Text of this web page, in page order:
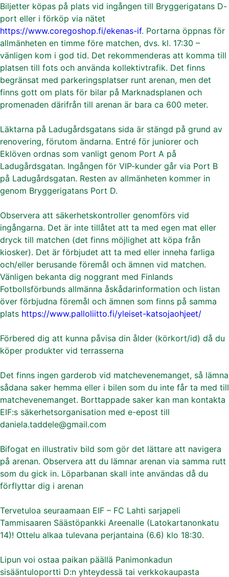
Biljetter köpas på plats vid ingången till Bryggerigatans D-
port eller i förköp via nätet
https://www.coregoshop.fi/ekenas-if. Portarna öppnas för
allmänheten en timme före matchen, dvs. kl. 17:30 –
vänligen kom i god tid. Det rekommenderas att komma till
platsen till fots och använda kollektivtrafik. Det finns
begränsat med parkeringsplatser runt arenan, men det
finns gott om plats för bilar på Marknadsplanen och
promenaden därifrån till arenan är bara ca 600 meter.
Läktarna på Ladugårdsgatans sida är stängd på grund av
renovering, förutom ändarna. Entré för juniorer och
Eklöven ordnas som vanligt genom Port A på
Ladugårdsgatan. Ingången för VIP-kunder går via Port B
på Ladugårdsgatan. Resten av allmänheten kommer in
genom Bryggerigatans Port D.
Observera att säkerhetskontroller genomförs vid
ingångarna. Det är inte tillåtet att ta med egen mat eller
dryck till matchen (det finns möjlighet att köpa från
kiosker). Det är förbjudet att ta med eller inneha farliga
och/eller berusande föremål och ämnen vid matchen.
Vänligen bekanta dig noggrant med Finlands
Fotbollsförbunds allmänna åskådarinformation och listan
över förbjudna föremål och ämnen som finns på samma
plats https://www.palloliitto.fi/yleiset-katsojaohjeet/
Förbered dig att kunna påvisa din ålder (körkort/id) då du
köper produkter vid terrasserna
Det finns ingen garderob vid matchevenemanget, så lämna
sådana saker hemma eller i bilen som du inte får ta med till
matchevenemanget. Borttappade saker kan man kontakta
EIF:s säkerhetsorganisation med e-epost till
daniela.taddele@gmail.com
Bifogat en illustrativ bild som gör det lättare att navigera
på arenan. Observera att du lämnar arenan via samma rutt
som du gick in. Löparbanan skall inte användas då du
förflyttar dig i arenan
Tervetuloa seuraamaan EIF – FC Lahti sarjapeli
Tammisaaren Säästöpankki Areenalle (Latokartanonkatu
14)! Ottelu alkaa tulevana perjantaina (6.6) klo 18:30.
Lipun voi ostaa paikan päällä Panimonkadun
sisääntuloportti D:n yhteydessä tai verkkokaupasta